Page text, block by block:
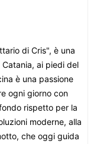
di Cris", è una
ai piedi del
è una passione
ogni giorno con
rispetto per la
moderne, alla
che oggi guida